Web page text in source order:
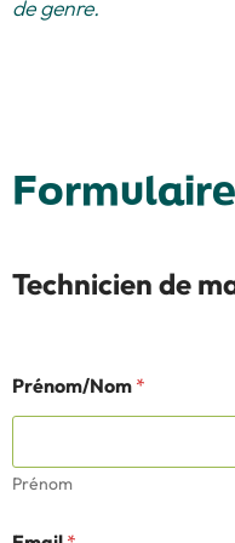
de genre.
Technicien de
Prénom/Nom *
Prénom